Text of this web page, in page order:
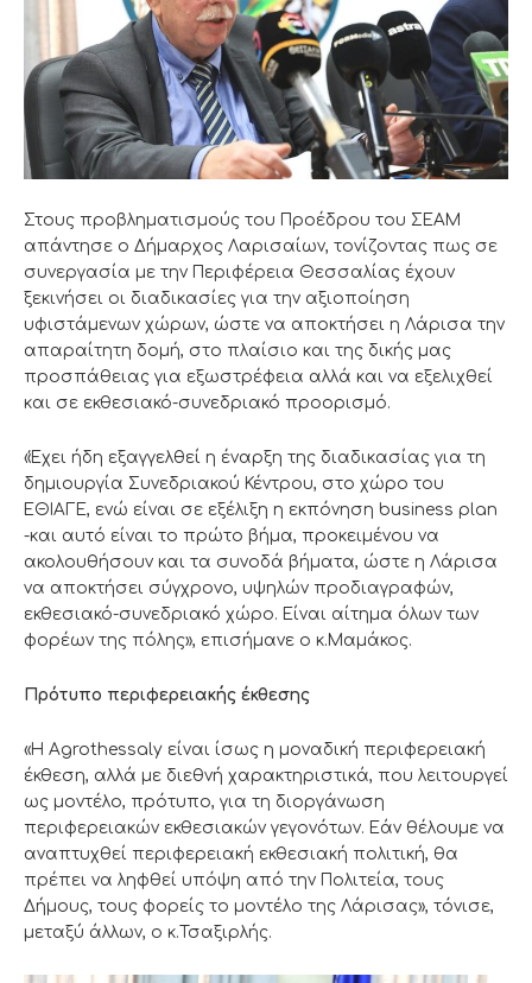
Στους προβληματισμούς του Προέδρου του ΣΕΑΜ
απάντησε ο Δήμαρχος Λαρισαίων, τονίζοντας πως σε
συνεργασία με την Περιφέρεια Θεσσαλίας έχουν
ξεκινήσει οι διαδικασίες για την αξιοποίηση
υφιστάμενων χώρων, ώστε να αποκτήσει η Λάρισα την
απαραίτητη δομή, στο πλαίσιο και της δικής μας
προσπάθειας για εξωστρέφεια αλλά και να εξελιχθεί
και σε εκθεσιακό-συνεδριακό προορισμό.
«Έχει ήδη εξαγγελθεί η έναρξη της διαδικασίας για τη
δημιουργία Συνεδριακού Κέντρου, στο χώρο του
ΕΘΙΑΓΕ, ενώ είναι σε εξέλιξη η εκπόνηση business plan
-και αυτό είναι το πρώτο βήμα, προκειμένου να
ακολουθήσουν και τα συνοδά βήματα, ώστε η Λάρισα
να αποκτήσει σύγχρονο, υψηλών προδιαγραφών,
εκθεσιακό-συνεδριακό χώρο. Είναι αίτημα όλων των
φορέων της πόλης», επισήμανε ο κ.Μαμάκος.
Πρότυπο περιφερειακής έκθεσης
«Η Agrothessaly είναι ίσως η μοναδική περιφερειακή
έκθεση, αλλά με διεθνή χαρακτηριστικά, που λειτουργεί
ως μοντέλο, πρότυπο, για τη διοργάνωση
περιφερειακών εκθεσιακών γεγονότων. Εάν θέλουμε να
αναπτυχθεί περιφερειακή εκθεσιακή πολιτική, θα
πρέπει να ληφθεί υπόψη από την Πολιτεία, τους
Δήμους, τους φορείς το μοντέλο της Λάρισας», τόνισε,
μεταξύ άλλων, ο κ.Τσαξιρλής.